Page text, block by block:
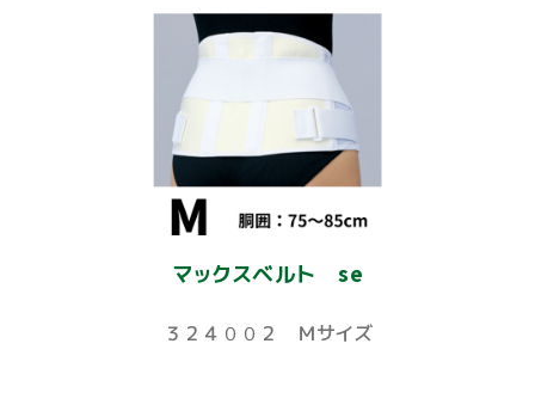
マックスベルト se
３２４００２ Ｍサイズ